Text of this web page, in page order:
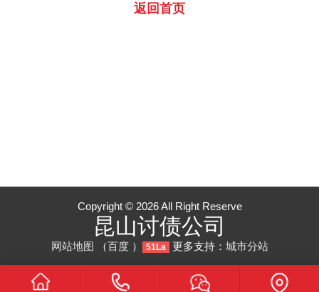
返回首页
Copyright © 2026 All Right Reserve
昆山讨债公司
网站地图 （百度） 51La 更多支持： 城市分站